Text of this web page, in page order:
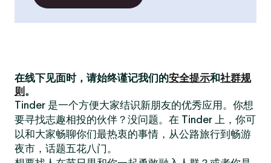
在线下见面时，请始终谨记我们的安全提示和社群规
则 。
Tinder 是一个方便大家结识新朋友的优秀应用。你想
要寻找志趣相投的伙伴？没问题。在 Tinder 上，你可
以和大家畅聊你们最热衷的事情，从公路旅行到畅游
夜市，话题五花八门。